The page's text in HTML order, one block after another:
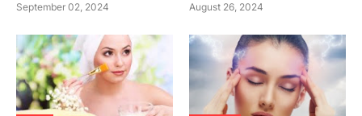
September 02, 2024 August 26, 2024